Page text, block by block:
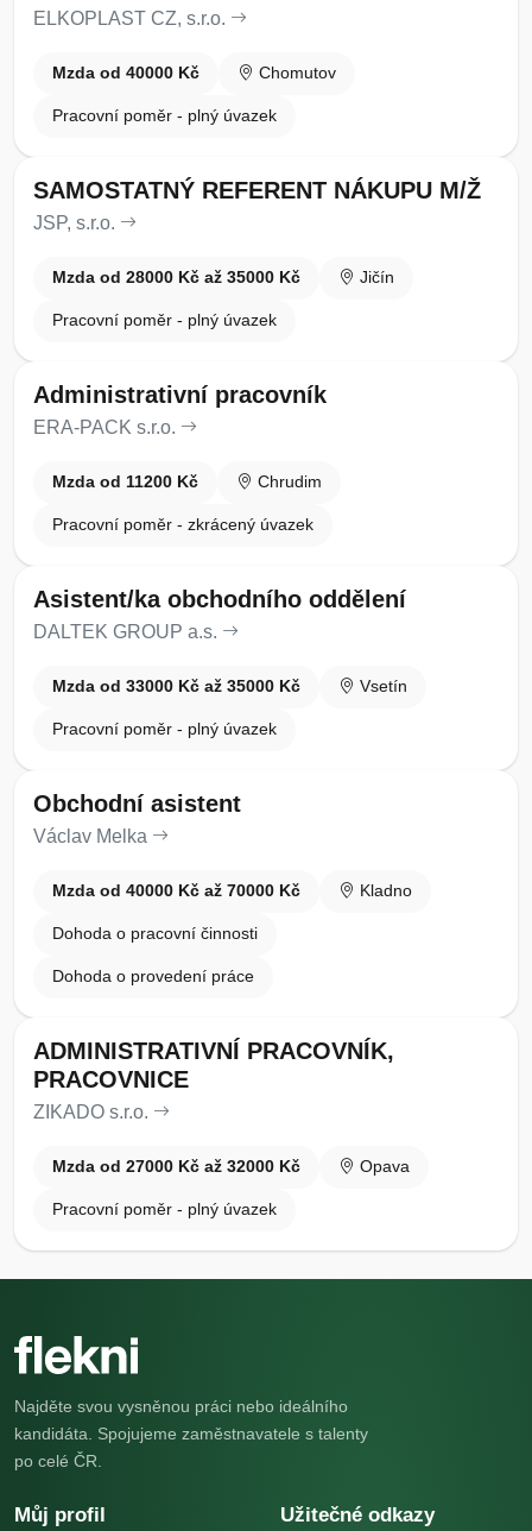
ELKOPLAST CZ, s.r.o.
Mzda od 40000 Kč Chomutov
Pracovní poměr - plný úvazek
SAMOSTATNÝ REFERENT NÁKUPU M/Ž
JSP, s.r.o.
Mzda od 28000 Kč až 35000 Kč Jičín
Pracovní poměr - plný úvazek
Administrativní pracovník
ERA-PACK s.r.o.
Mzda od 11200 Kč Chrudim
Pracovní poměr - zkrácený úvazek
Asistent/ka obchodního oddělení
DALTEK GROUP a.s.
Mzda od 33000 Kč až 35000 Kč Vsetín
Pracovní poměr - plný úvazek
Obchodní asistent
Václav Melka
Mzda od 40000 Kč až 70000 Kč Kladno
Dohoda o pracovní činnosti
Dohoda o provedení práce
ADMINISTRATIVNÍ PRACOVNÍK,
PRACOVNICE
ZIKADO s.r.o.
Mzda od 27000 Kč až 32000 Kč Opava
Pracovní poměr - plný úvazek
Najděte svou vysněnou práci nebo ideálního
kandidáta. Spojujeme zaměstnavatele s talenty
po celé ČR.
Můj profil Užitečné odkazy